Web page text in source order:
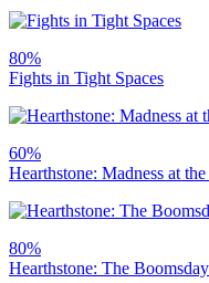
80%
Fights in Tight Spaces
60%
Hearthstone: Madness at
80%
Hearthstone: The